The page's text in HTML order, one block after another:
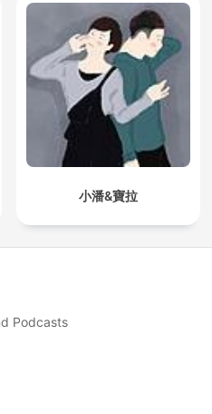
小潘&寶拉
Podcasts